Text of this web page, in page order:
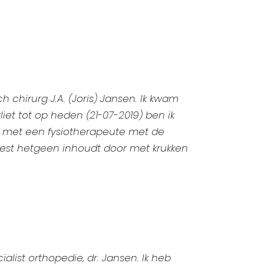
chirurg J.A. (Joris) Jansen. Ik kwam
tot op heden (21-07-2019) ben ik
een fysiotherapeute met de
hetgeen inhoudt door met krukken
orthopedie, dr. Jansen. Ik heb